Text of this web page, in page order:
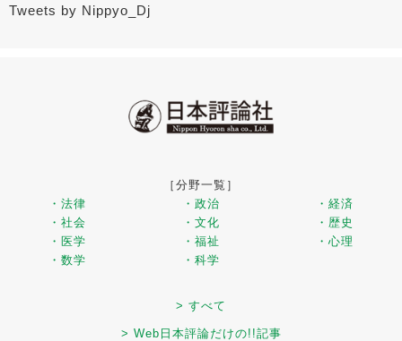
Tweets by Nippyo_Dj
［分野一覧］
・法律
・政治
・経済
・社会
・文化
・歴史
・医学
・福祉
・心理
・数学
・科学
> すべて
> Web日本評論だけの!!記事